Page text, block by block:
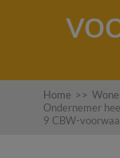
Home >>
Ondernemer
9 CBW-